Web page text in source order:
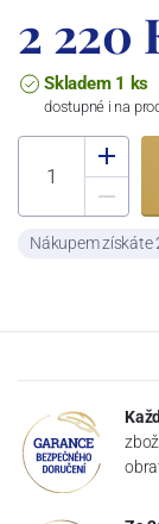
2 220
Skladem 1 ks
dostupné i na
Nákupem získáte